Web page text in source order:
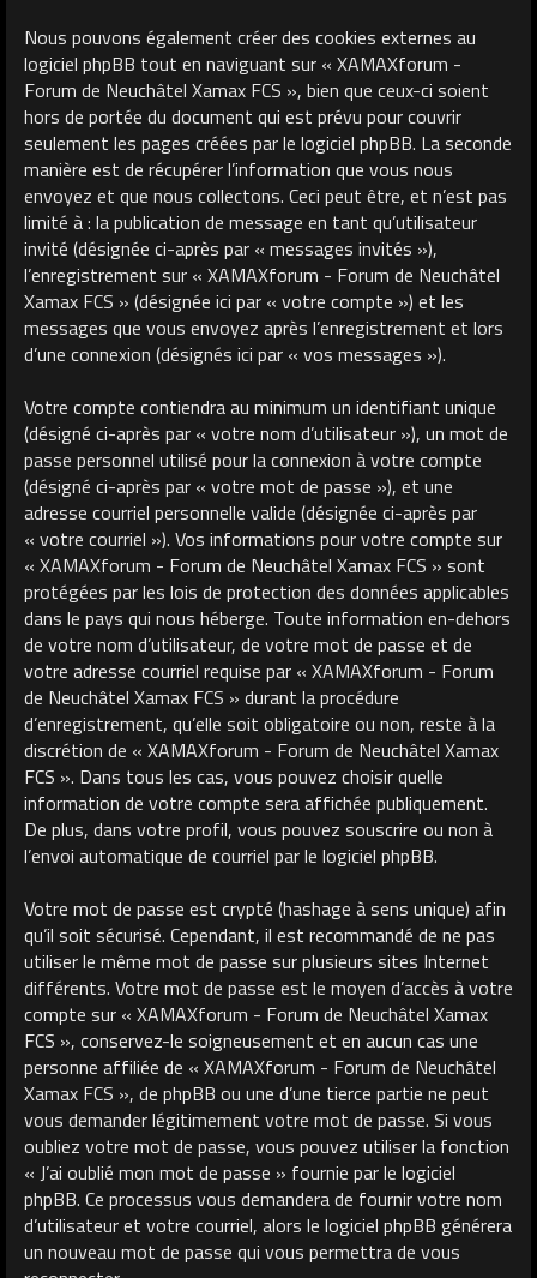
Nous pouvons également créer des cookies externes au
logiciel phpBB tout en naviguant sur « XAMAXforum -
Forum de Neuchâtel Xamax FCS », bien que ceux-ci soient
hors de portée du document qui est prévu pour couvrir
seulement les pages créées par le logiciel phpBB. La seconde
manière est de récupérer l’information que vous nous
envoyez et que nous collectons. Ceci peut être, et n’est pas
limité à : la publication de message en tant qu’utilisateur
invité (désignée ci-après par « messages invités »),
l’enregistrement sur « XAMAXforum - Forum de Neuchâtel
Xamax FCS » (désignée ici par « votre compte ») et les
messages que vous envoyez après l’enregistrement et lors
d’une connexion (désignés ici par « vos messages »).
Votre compte contiendra au minimum un identifiant unique
(désigné ci-après par « votre nom d’utilisateur »), un mot de
passe personnel utilisé pour la connexion à votre compte
(désigné ci-après par « votre mot de passe »), et une
adresse courriel personnelle valide (désignée ci-après par
« votre courriel »). Vos informations pour votre compte sur
« XAMAXforum - Forum de Neuchâtel Xamax FCS » sont
protégées par les lois de protection des données applicables
dans le pays qui nous héberge. Toute information en-dehors
de votre nom d’utilisateur, de votre mot de passe et de
votre adresse courriel requise par « XAMAXforum - Forum
de Neuchâtel Xamax FCS » durant la procédure
d’enregistrement, qu’elle soit obligatoire ou non, reste à la
discrétion de « XAMAXforum - Forum de Neuchâtel Xamax
FCS ». Dans tous les cas, vous pouvez choisir quelle
information de votre compte sera affichée publiquement.
De plus, dans votre profil, vous pouvez souscrire ou non à
l’envoi automatique de courriel par le logiciel phpBB.
Votre mot de passe est crypté (hashage à sens unique) afin
qu’il soit sécurisé. Cependant, il est recommandé de ne pas
utiliser le même mot de passe sur plusieurs sites Internet
différents. Votre mot de passe est le moyen d’accès à votre
compte sur « XAMAXforum - Forum de Neuchâtel Xamax
FCS », conservez-le soigneusement et en aucun cas une
personne affiliée de « XAMAXforum - Forum de Neuchâtel
Xamax FCS », de phpBB ou une d’une tierce partie ne peut
vous demander légitimement votre mot de passe. Si vous
oubliez votre mot de passe, vous pouvez utiliser la fonction
« J’ai oublié mon mot de passe » fournie par le logiciel
phpBB. Ce processus vous demandera de fournir votre nom
d’utilisateur et votre courriel, alors le logiciel phpBB générera
un nouveau mot de passe qui vous permettra de vous